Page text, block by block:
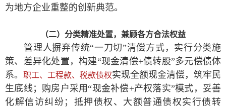
为地方企业重整的创新典范。
（二）分类精准处置，兼顾各方合法权益
管理人摒弃传统“一刀切”清偿方式，实行分类施
策、差异化处置，构建“现金清偿+债转股”多元偿债体
系。 职工、工程款、税款债权实现全额现金清偿，筑牢民
生底线；购房户采用“现金补偿+产权落实”模式，妥善
化解信访纠纷；抵押债权、大额普通债权实行债转